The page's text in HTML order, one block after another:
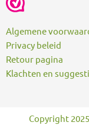
Algemene
Privacy beleid
Retour pagina
Klachten en
Copyright